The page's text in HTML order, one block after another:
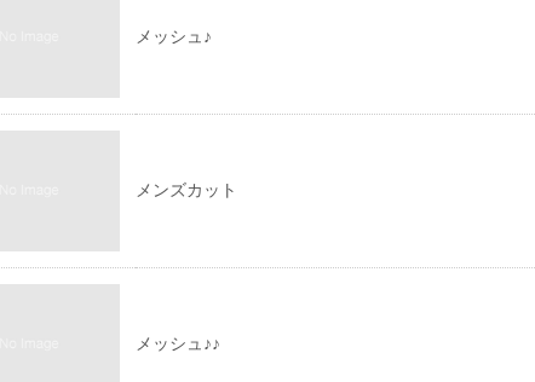
メッシュ♪
メンズカット
メッシュ♪♪